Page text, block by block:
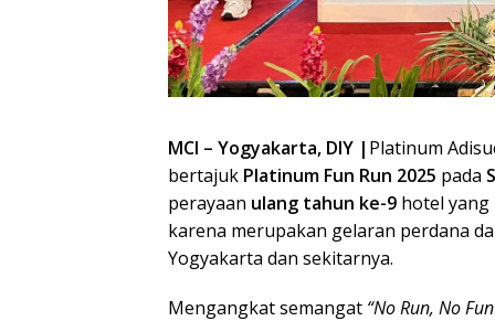
MCI – Yogyakarta, DIY | Platinum
bertajuk Platinum Fun Run 2025 pada
perayaan ulang tahun ke-9 hotel yang
karena merupakan gelaran perdana
Yogyakarta dan sekitarnya.
Mengangkat semangat “No Run, No